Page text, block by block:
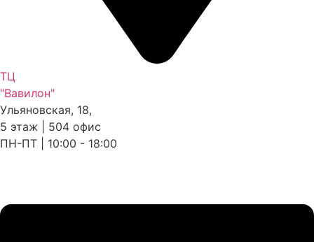
ТЦ
"Вавилон"
Ульяновская, 18,
5 этаж | 504 офис
ПН-ПТ | 10:00 - 18:00